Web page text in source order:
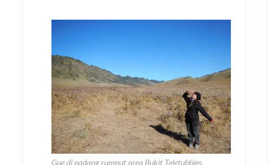
Gue di padang rumput area Bukit Teletubbies.